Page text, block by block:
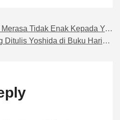
Tidak Enak Kepada Yano di Anime Ini?
Yoshida di Buku Harian Yano?